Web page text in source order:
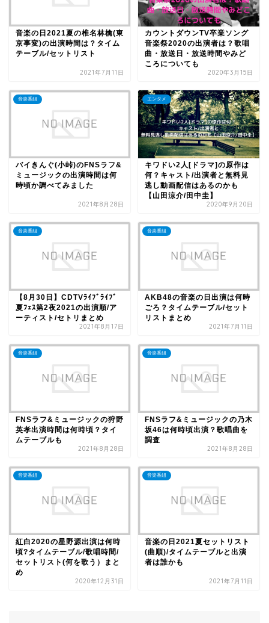
音楽の日2021夏の椎名林檎(東
京事変)の出演時間は？タイム
テーブル/セットリスト
2021年7月11日
カウントダウンTV卒業ソング
音楽祭2020の出演者は？歌唱
曲・放送日・放送時間やみど
ころについても
2020年3月15日
音楽番組
バイきんぐ(小峠)のFNSラフ&
ミュージックの出演時間は何
時頃か調べてみました
2021年8月28日
エンタメ
キワドい2人[ドラマ]の原作は
何？キャスト/出演者と無料見
逃し動画配信はあるのかも
【山田涼介/田中圭】
2020年9月20日
音楽番組
【8月30日】CDTVﾗｲﾌﾞﾗｲﾌﾞ
夏ﾌｪｽ第2夜2021の出演順/ア
ーティスト/セトリまとめ
2021年8月17日
音楽番組
AKB48の音楽の日出演は何時
ごろ？タイムテーブル/セット
リストまとめ
2021年7月11日
音楽番組
FNSラフ&ミュージックの狩野
英孝出演時間は何時頃？タイ
ムテーブルも
2021年8月28日
音楽番組
FNSラフ&ミュージックの乃木
坂46は何時頃出演？歌唱曲を
調査
2021年8月28日
音楽番組
紅白2020の星野源出演は何時
頃?タイムテーブル/歌唱時間/
セットリスト(何を歌う）まと
め
2020年12月31日
音楽番組
音楽の日2021夏セットリスト
(曲順)/タイムテーブルと出演
者は誰かも
2021年7月11日